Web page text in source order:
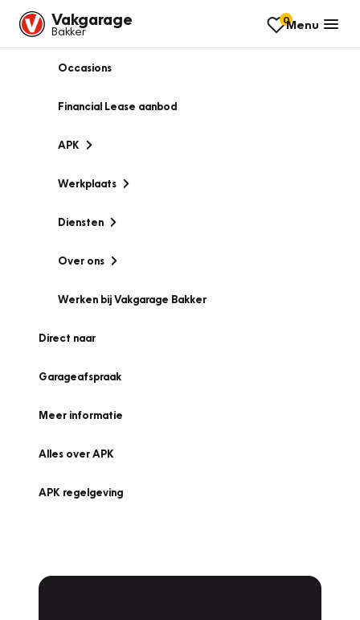
Vakgarage
Bakker
0Menu
Occasions
Financial Lease aanbod
APK
Werkplaats
Diensten
Over ons
Werken bij Vakgarage Bakker
Direct naar
Garageafspraak
Meer informatie
Alles over APK
APK regelgeving